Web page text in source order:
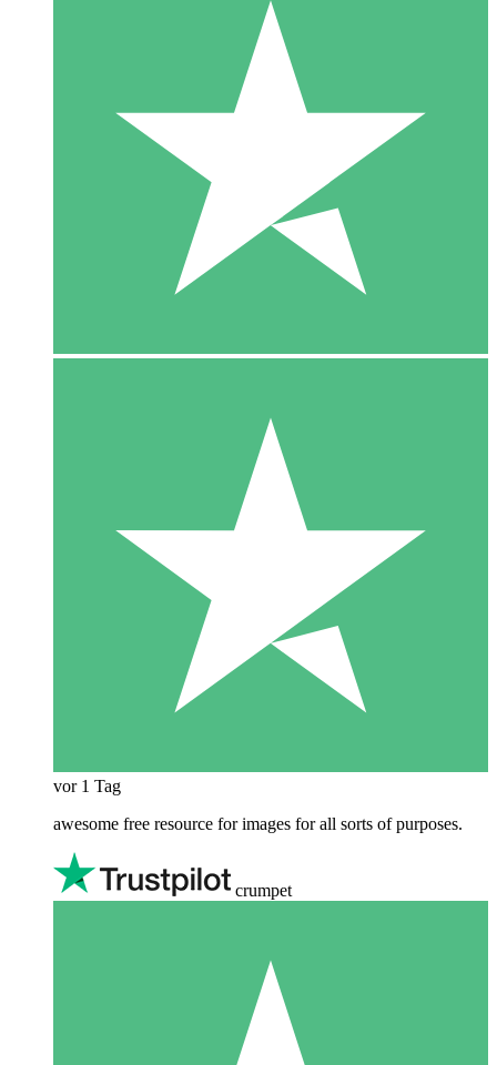
vor 1 Tag
awesome free resource for images for all sorts of purposes.
crumpet